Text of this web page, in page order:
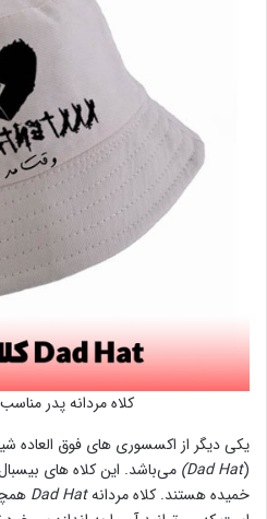
کلاه مردانه پدر
یکی دیگر از اکسسوری های فوق العاده
(
Dad Hat) می‌باشد. این کلاه های
خمیده هستند. کلاه مردانهDad Hat